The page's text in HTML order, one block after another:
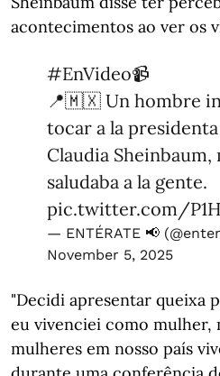
acontecimentos ao ver os
#EnVideo📹
📍🇲🇽 Un hombre
tocar a la
Claudia Sheinbaum,
saludaba a la gente.
pic.twitter.com/
— ENTÉRATE 📢
November 5, 2025
"Decidi apresentar queixa
eu vivenciei como mulher,
mulheres em nosso país